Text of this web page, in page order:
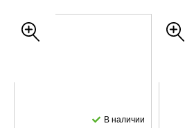
В наличии